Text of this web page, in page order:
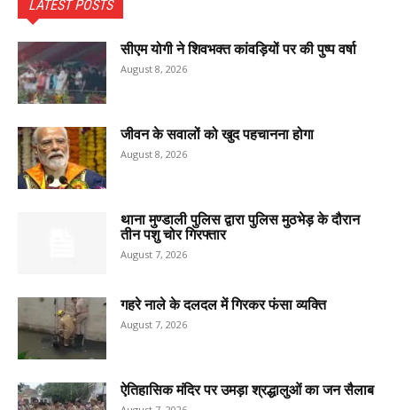
LATEST POSTS
सीएम योगी ने शिवभक्त कांवड़ियों पर की पुष्प वर्षा
August 8, 2026
जीवन के सवालों को खुद पहचानना होगा
August 8, 2026
थाना मुण्डाली पुलिस द्वारा पुलिस मुठभेड़ के दौरान
तीन पशु चोर गिरफ्तार
August 7, 2026
गहरे नाले के दलदल में गिरकर फंसा व्यक्ति
August 7, 2026
ऐतिहासिक मंदिर पर उमड़ा श्रद्धालुओं का जन सैलाब